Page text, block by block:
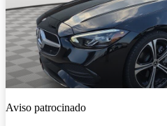
Aviso patrocinado